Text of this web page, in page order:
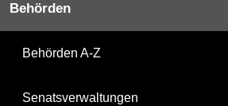
Behörden
Behörden A-Z
Senatsverwaltungen